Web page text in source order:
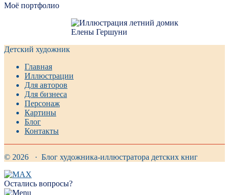
Моё портфолио
Детский художник
Главная
Иллюстрации
Для авторов
Для бизнеса
Персонаж
Картины
Блог
Контакты
© 2026 · Блог художника-иллюстратора детских книг
Остались вопросы?